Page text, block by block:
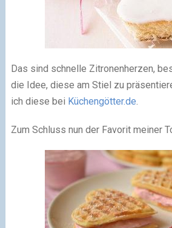
Das sind schnelle Zitronenherzen,
die Idee, diese am Stiel zu
ich diese bei Küchengötter.de
Zum Schluss nun der Favorit meiner